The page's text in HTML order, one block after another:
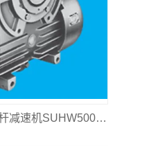
三菱重工蜗轮蜗杆减速机SUHW500L-20